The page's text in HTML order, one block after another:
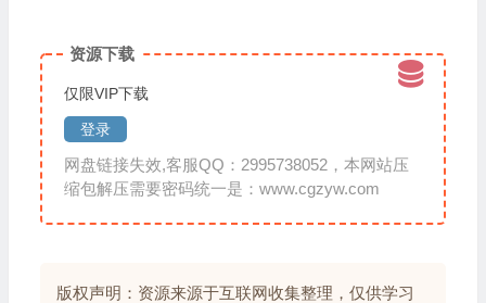
资源下载
仅限VIP下载
登录
网盘链接失效,客服QQ：2995738052，本网站压
缩包解压需要密码统一是：www.cgzyw.com
版权声明：资源来源于互联网收集整理，仅供学习